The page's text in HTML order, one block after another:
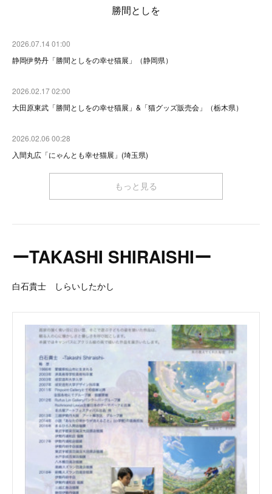
勝間としを
2026.07.14 01:00
静岡伊勢丹「勝間としをの幸せ猫展」（静岡県）
2026.02.17 02:00
大田原東武「勝間としをの幸せ猫展」&「猫グッズ販売会」（栃木県）
2026.02.06 00:28
入間丸広「にゃんとも幸せ猫展」(埼玉県)
もっと見る
ーTAKASHI SHIRAISHIー
白石貴士 しらいしたかし